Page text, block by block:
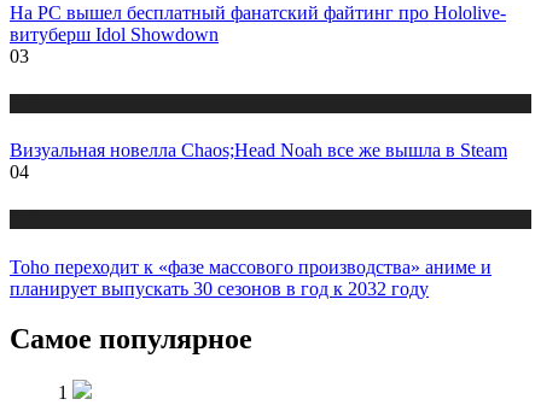
На PC вышел бесплатный фанатский файтинг про Hololive-
витуберш Idol Showdown
03
Визуальная новелла Chaos;Head Noah все же вышла в Steam
04
Toho переходит к «фазе массового производства» аниме и
планирует выпускать 30 сезонов в год к 2032 году
Самое популярное
1